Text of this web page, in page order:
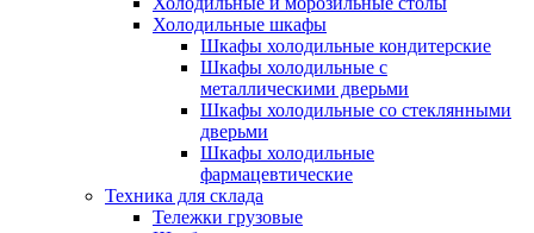
Холодильные шкафы
Шкафы холодильные кондитерские
Шкафы холодильные с
металлическими дверьми
Шкафы холодильные со стеклянными
дверьми
Шкафы холодильные
фармацевтические
Техника для склада
Тележки грузовые